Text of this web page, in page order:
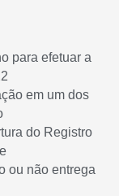
para efetuar a
em um dos
do Registro
ou não entrega